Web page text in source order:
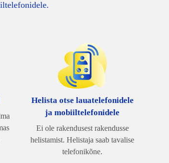
Helista otse lauatelefonidele
ja mobiiltelefonidele
Ei ole rakendusest rakendusse
helistamist. Helistaja saab tavalise
telefonikõne.